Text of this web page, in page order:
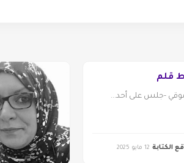
قلم
-جلس على أحد...
الكتابة 12 مايو 2025